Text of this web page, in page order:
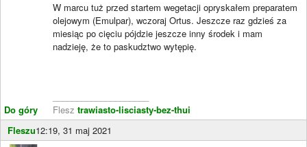
Do góry
W marcu tuż przed startem wegetacji opryskałem preparatem
olejowym (Emulpar), wczoraj Ortus. Jeszcze raz gdzieś za
miesiąc po cięciu pójdzie jeszcze inny środek i mam
nadzieję, że to paskudztwo wytępię.
Flesz trawiasto-lisciasty-bez-thui
Fleszu12:19, 31 maj 2021